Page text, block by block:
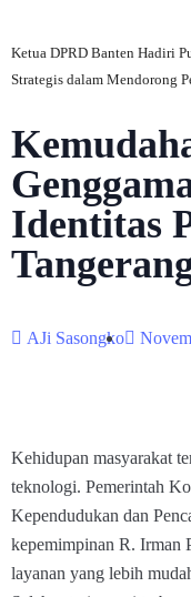
Ketua DPRD Banten Hadiri
Strategis dalam Mendorong
Identitas
AJi Sasongko
Kehidupan masyarakat
teknologi. Pemerintah
Kependudukan dan
kepemimpinan R. Irman
layanan yang lebih